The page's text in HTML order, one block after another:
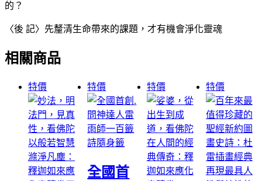
的？
〈後 記〉先釐清生命帶來的課題，才有機會淨化靈魂
相關商品
特價 特價
全國首
特價 特價